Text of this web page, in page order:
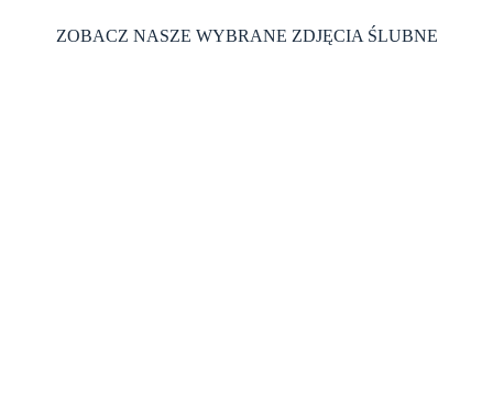
ZOBACZ NASZE WYBRANE ZDJĘCIA ŚLUBNE